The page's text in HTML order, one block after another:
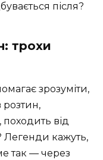
після?
трохи
зрозуміти,
розтин,
походить від
Легенди кажуть,
так — через